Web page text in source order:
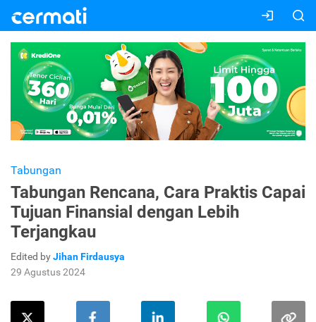
Tabungan
Tabungan Rencana, Cara Praktis Capai
Tujuan Finansial dengan Lebih
Terjangkau
Edited byJihan Firdausya
29 Agustus 2024